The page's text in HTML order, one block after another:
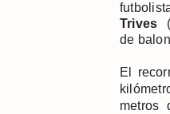
Trives
de
El
metros